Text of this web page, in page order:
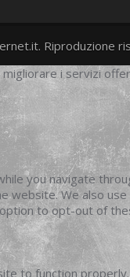
Riproduzione
i servizi
you navigate
website. We also
to opt-out of
to function